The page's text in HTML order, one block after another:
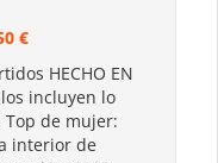
€
HECHO EN
incluyen lo
de mujer:
interior de